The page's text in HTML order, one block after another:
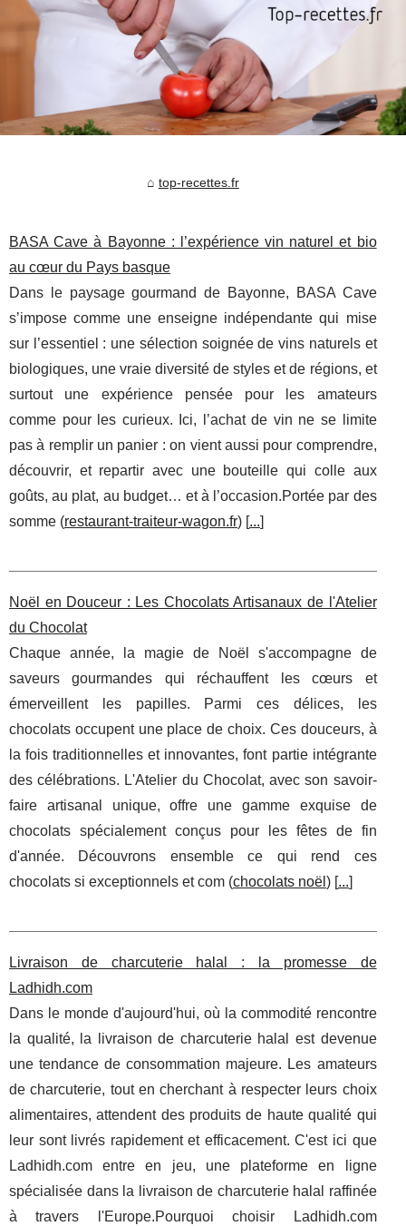
top-recettes.fr
BASA Cave à Bayonne : l’expérience vin naturel et bio
au cœur du Pays basque
Dans le paysage gourmand de Bayonne, BASA Cave
s’impose comme une enseigne indépendante qui mise
sur l’essentiel : une sélection soignée de vins naturels et
biologiques, une vraie diversité de styles et de régions, et
surtout une expérience pensée pour les amateurs
comme pour les curieux. Ici, l’achat de vin ne se limite
pas à remplir un panier : on vient aussi pour comprendre,
découvrir, et repartir avec une bouteille qui colle aux
goûts, au plat, au budget… et à l’occasion.Portée par des
somme (restaurant-traiteur-wagon.fr) [...]
Noël en Douceur : Les Chocolats Artisanaux de l'Atelier
du Chocolat
Chaque année, la magie de Noël s'accompagne de
saveurs gourmandes qui réchauffent les cœurs et
émerveillent les papilles. Parmi ces délices, les
chocolats occupent une place de choix. Ces douceurs, à
la fois traditionnelles et innovantes, font partie intégrante
des célébrations. L'Atelier du Chocolat, avec son savoir-
faire artisanal unique, offre une gamme exquise de
chocolats spécialement conçus pour les fêtes de fin
d'année. Découvrons ensemble ce qui rend ces
chocolats si exceptionnels et com (chocolats noël ) [...]
Livraison de charcuterie halal : la promesse de
Ladhidh.com
Dans le monde d'aujourd'hui, où la commodité rencontre
la qualité, la livraison de charcuterie halal est devenue
une tendance de consommation majeure. Les amateurs
de charcuterie, tout en cherchant à respecter leurs choix
alimentaires, attendent des produits de haute qualité qui
leur sont livrés rapidement et efficacement. C'est ici que
Ladhidh.com entre en jeu, une plateforme en ligne
spécialisée dans la livraison de charcuterie halal raffinée
à travers l'Europe.Pourquoi choisir Ladhidh.com